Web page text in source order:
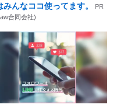
みんなココ使ってます。
PR
合同会社)